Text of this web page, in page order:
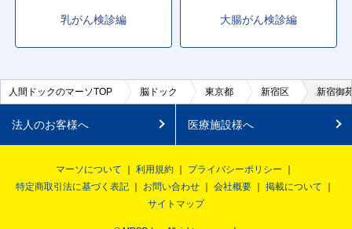
乳がん検診編 大腸がん検診編
人間ドックのマーソTOP 脳ドック 東京都 新宿区 新宿御
法人のお客様へ 医療施設様へ
マーソについて 利用規約
プライバシーポリシー
特定商取引法に基づく表記
お問い合わせ 会社概要
掲載について
サイトマップ